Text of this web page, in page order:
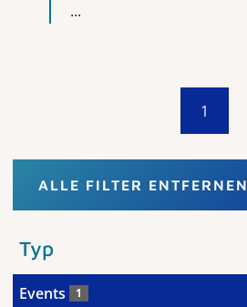
...
1
ALLE FILTER ENTFERNEN
Typ
Events 1